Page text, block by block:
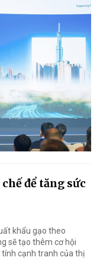
để tăng sức
khẩu gạo theo
sẽ tạo thêm cơ hội
cạnh tranh của thị